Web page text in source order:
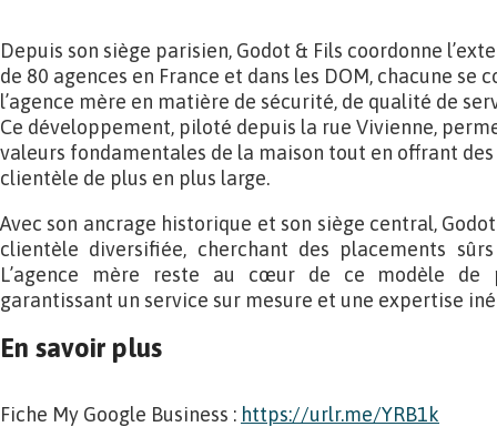
Depuis son siège parisien, Godot & Fils coordonne
de 80 agences en France et dans les DOM, chacune se
l’agence mère en matière de sécurité, de qualité de
Ce développement, piloté depuis la rue Vivienne,
valeurs fondamentales de la maison tout en offrant
clientèle de plus en plus large.
Avec son ancrage historique et son siège central,
clientèle diversifiée, cherchant des placements
L’agence mère reste au cœur de ce modèle de
garantissant un service sur mesure et une expertise
En savoir plus
Fiche My Google Business : https://urlr.me/YRB1k